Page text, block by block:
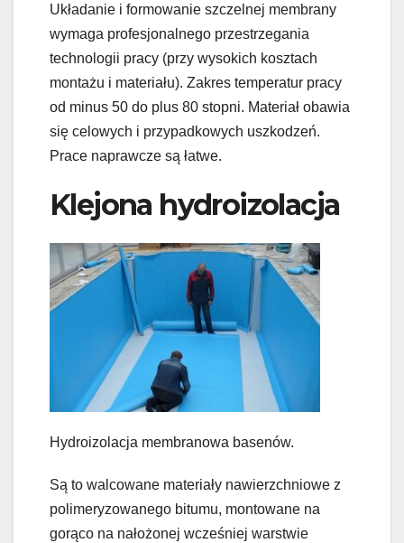
Układanie i formowanie szczelnej membrany
wymaga profesjonalnego przestrzegania
technologii pracy (przy wysokich kosztach
montażu i materiału). Zakres temperatur pracy
od minus 50 do plus 80 stopni. Materiał obawia
się celowych i przypadkowych uszkodzeń.
Prace naprawcze są łatwe.
Klejona hydroizolacja
Hydroizolacja membranowa basenów.
Są to walcowane materiały nawierzchniowe z
polimeryzowanego bitumu, montowane na
gorąco na nałożonej wcześniej warstwie